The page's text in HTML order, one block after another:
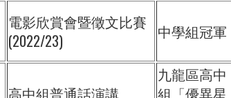
電影欣賞會暨徵文比賽
(2022/23)
中學組冠軍
高中組普通話演講
九龍區高中
組「優異星